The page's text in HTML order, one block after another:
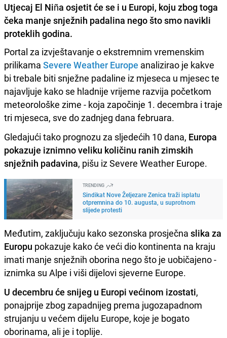
Utjecaj El Niña osjetit će se i u Europi, koju zbog toga
čeka manje snježnih padalina nego što smo navikli
proteklih godina.
Portal za izvještavanje o ekstremnim vremenskim
prilikama Severe Weather Europe analizirao je kakve
bi trebale biti snježne padaline iz mjeseca u mjesec te
najavljuje kako se hladnije vrijeme razvija početkom
meteorološke zime - koja započinje 1. decembra i traje
tri mjeseca, sve do zadnjeg dana februara.
Gledajući tako prognozu za sljedećih 10 dana, Europa
pokazuje iznimno veliku količinu ranih zimskih
snježnih padavina, pišu iz Severe Weather Europe.
TRENDING
Sindikat Nove Željezare Zenica traži isplatu
otpremnina do 10. augusta, u suprotnom
slijede protesti
Međutim, zaključuju kako sezonska prosječna slika za
Europu pokazuje kako će veći dio kontinenta na kraju
imati manje snježnih oborina nego što je uobičajeno -
iznimka su Alpe i viši dijelovi sjeverne Europe.
U decembru će snijeg u Europi većinom izostati,
ponajprije zbog zapadnijeg prema jugozapadnom
strujanju u većem dijelu Europe, koje je bogato
oborinama, ali je i toplije.